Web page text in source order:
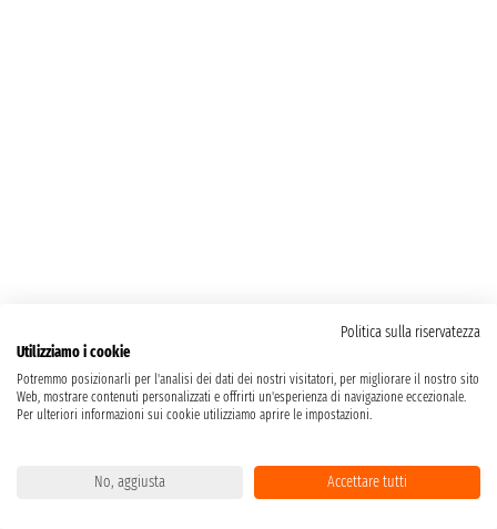
Politica sulla riservatezza
Utilizziamo i cookie
Potremmo posizionarli per l'analisi dei dati dei nostri visitatori, per migliorare il nostro sito
Web, mostrare contenuti personalizzati e offrirti un'esperienza di navigazione eccezionale.
Per ulteriori informazioni sui cookie utilizziamo aprire le impostazioni.
No, aggiusta Accettare tutti